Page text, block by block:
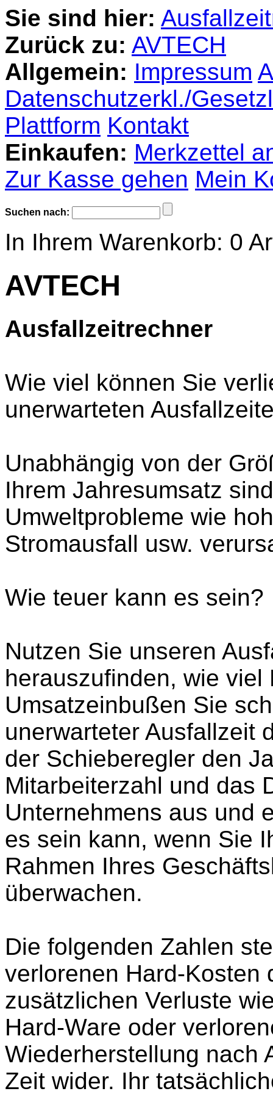
Sie sind hier:
Zurück zu: AVTECH
Allgemein: Impressum
Datenschutzerkl./
Plattform Kontakt
Einkaufen: Merkzettel
Zur Kasse gehen Mein
Suchen nach:
In Ihrem Warenkorb: 0
AVTECH
Ausfallzeitrechner
Wie viel können Sie
unerwarteten
Unabhängig von der
Ihrem Jahresumsatz
Umweltprobleme wie
Stromausfall usw.
Wie teuer kann es sein?
Nutzen Sie unseren
herauszufinden, wie viel
Umsatzeinbußen Sie
unerwarteter Ausfallzeit
der Schieberegler den
Mitarbeiterzahl und das
Unternehmens aus und
es sein kann, wenn Sie
Rahmen Ihres
überwachen.
Die folgenden Zahlen
verlorenen Hard-Kosten
zusätzlichen Verluste
Hard-Ware oder
Wiederherstellung nach
Zeit wider. Ihr